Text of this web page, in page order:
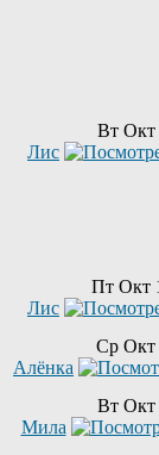
Вт Окт
Лис
Пт Окт
Лис
Ср Окт
Алёнка
Вт Окт
Мила